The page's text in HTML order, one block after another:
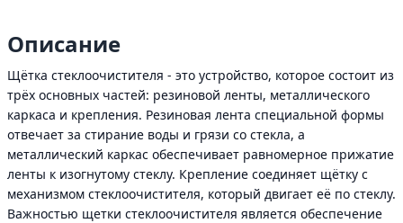
Описание
Щётка стеклоочистителя - это устройство, которое состоит из
трёх основных частей: резиновой ленты, металлического
каркаса и крепления. Резиновая лента специальной формы
отвечает за стирание воды и грязи со стекла, а
металлический каркас обеспечивает равномерное прижатие
ленты к изогнутому стеклу. Крепление соединяет щётку с
механизмом стеклоочистителя, который двигает её по стеклу.
Важностью щетки стеклоочистителя является обеспечение